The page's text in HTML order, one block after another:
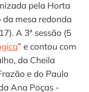
pela Horta
mesa redonda
A 3ª sessão (5
” e contou com
da Cheila
e do Paulo
Ana Poças -